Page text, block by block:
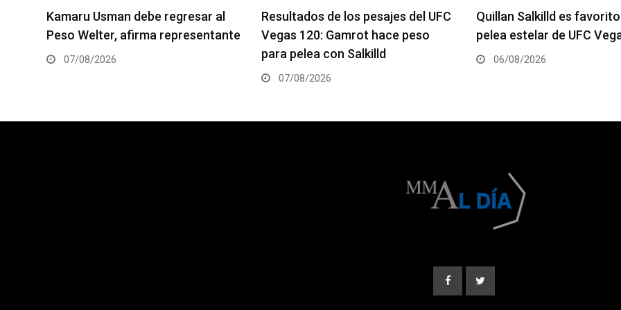
Resultados de los pesajes del UFC
Vegas 120: Gamrot hace peso
para pelea con Salkilld
Quillan Salkilld es favorito para la
pelea estelar de UFC Vegas 120
06/08/2026
Se anuncia la cartelera
del UFC 331
06/08/2026